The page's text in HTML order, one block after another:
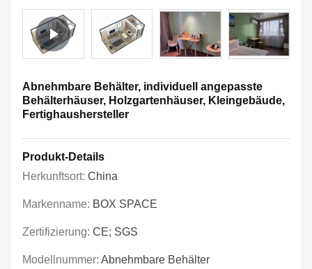
Abnehmbare Behälter, individuell angepasste
Behälterhäuser, Holzgartenhäuser, Kleingebäude,
Fertighaushersteller
Produkt-Details
Herkunftsort: China
Markenname: BOX SPACE
Zertifizierung: CE; SGS
Modellnummer: Abnehmbare Behälter